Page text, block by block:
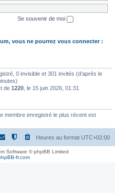
Se souvenir de moi
vous ne pourrez vous connecter :
0 invisible et 301 invités (d’après le
de 1220 , le 15 juin 2026, 01:31
membre enregistré le plus récent est
Heures au format UTC+02:00
Software © phpBB Limited
fr.com